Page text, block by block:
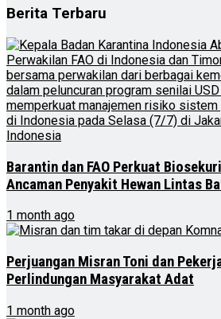
Berita Terbaru
Barantin dan FAO Perkuat
Ancaman Penyakit Hewan Lintas
1 month ago
Perjuangan Misran Toni dan
Perlindungan Masyarakat Adat
1 month ago